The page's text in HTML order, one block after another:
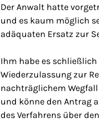
Der Anwalt hatte
und es kaum möglich
adäquaten Ersatz zur
Ihm habe es
Wiederzulassung zur
nachträglichem
und könne den Antrag
des Verfahrens über